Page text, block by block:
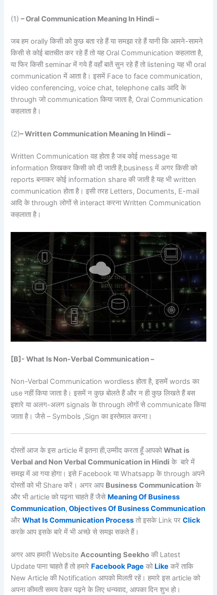
(1)– Oral Communication Meaning In Hindi –
जब हम orally किसी को कुछ बता रहे हैं या समझा रहे हैं यानी कि आमने-सामने
किसी से कोई बातचीत कर रहे हैं तो यह Oral Communication कहलाता है,
या फिर किसी seminar में गये हैं वहाँ बातें सुन रहे हैं तो listening यह भी oral
communication में आता है। इसमें Face to face communication,
video conferencing, voice chat, telephone calls आदि के
through जो communication किया जाता है, Oral Communication
कहलाता है।
(2)– Written Communication Meaning In Hindi –
Written Communication वह होता है जब कोई message या
information लिखकर किसी को दी जाती है,business में अगर किसी को
reports बनाकर कोई information share की जाती है यह भी written
communication होता है। इसी तरह Letters, Documents, E-mail
आदि के through लोगों से interact करना Written Communication
कहलाता है।
[B]- What Is Non-Verbal Communication –
Non-Verbal Communication wordless होता है, इसमें words का
use नहीं किया जाता है। इसमें न कुछ बोलते हैं और न ही कुछ लिखते हैं बस
इशारे या अलग-अलग signals के through लोगों से communicate किया
जाता है। जैसे – Symbols ,Sign का इस्तेमाल करना।
दोस्तों आज के इस article में इतना ही,उम्मीद करता हूँ आपकोWhat is
Verbal and Non Verbal Communication in Hindi के बारे में
समझ में आ गया होगा। इसे Facebook या Whatsapp के through अपने
दोस्तों को भी Share करें। अगर आप Business Communication के
और भी article को पढ़ना चाहते हैं जैसे Meaning Of Business
Communication,Objectives Of Business Communication
औरWhat Is Communication Process तो इसके Link परClick
करके आप इसके बारे में भी अच्छे से समझ सकते हैं।
अगर आप हमारी WebsiteAccounting Seekho की Latest
Update पाना चाहते हैं तो हमारे Facebook Page को Like करें ताकि
New Article की Notification आपको मिलती रहें। हमारे इस article को
अपना कीमती समय देकर पढ़ने के लिए धन्यवाद, आपका दिन शुभ हो।